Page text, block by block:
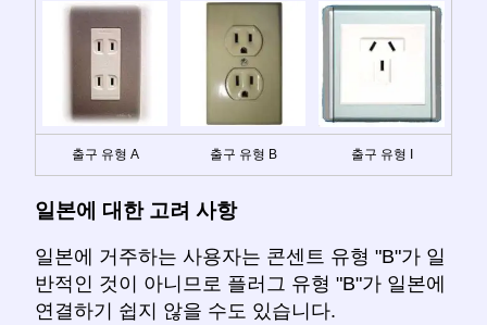
출구 유형 A 출구 유형 B 출구 유형 I
일본에 대한 고려 사항
일본에 거주하는 사용자는 콘센트 유형 "B"가 일
반적인 것이 아니므로 플러그 유형 "B"가 일본에
연결하기 쉽지 않을 수도 있습니다.